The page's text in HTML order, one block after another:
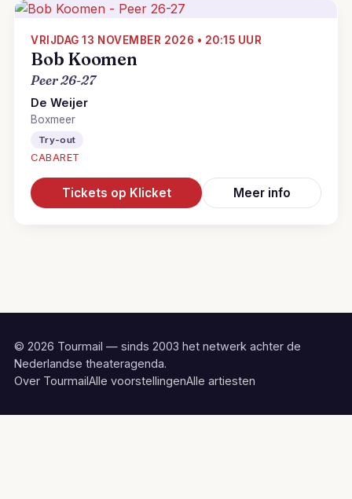
VRIJDAG 13 NOVEMBER 2026 • 20:15 UUR
Bob Koomen
Peer 26-27
De Weijer
Boxmeer
Try-out
CABARET
Tickets op Klicket Meer info
© 2026 Tourmail — sinds 2003 het netwerk achter de
Nederlandse theateragenda.
Over TourmailAlle voorstellingenAlle artiesten